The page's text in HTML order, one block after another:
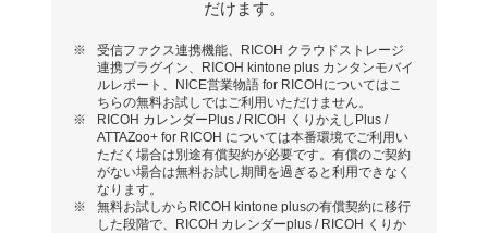
だけます。
※
受信ファクス連携機能、RICOH クラウドストレージ
連携プラグイン、RICOH kintone plus カンタンモバイ
ルレポート、NICE営業物語 for RICOHについてはこ
ちらの無料お試しではご利用いただけません。
※
RICOH カレンダーPlus / RICOH くりかえしPlus /
ATTAZoo+ for RICOH については本番環境でご利⽤い
ただく場合は別途有償契約が必要です。有償のご契約
がない場合は無料お試し期間を過ぎると利⽤できなく
なります。
※
無料お試しからRICOH kintone plusの有償契約に移⾏
した段階で、RICOH カレンダーplus / RICOH くりか